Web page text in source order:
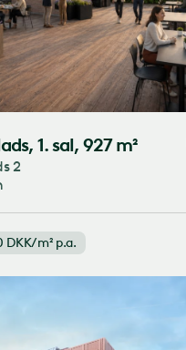
, 1. sal, 927 m²
2
DKK/m² p.a.